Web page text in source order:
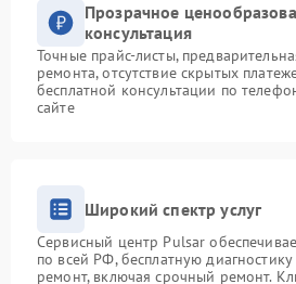
Прозрачное
консультация
Точные прайс-листы,
ремонта, отсутствие скрытых
бесплатной консультации по
сайте
Широкий спектр услуг
Сервисный центр Pulsar
по всей РФ, бесплатную
ремонт, включая срочный ремонт.